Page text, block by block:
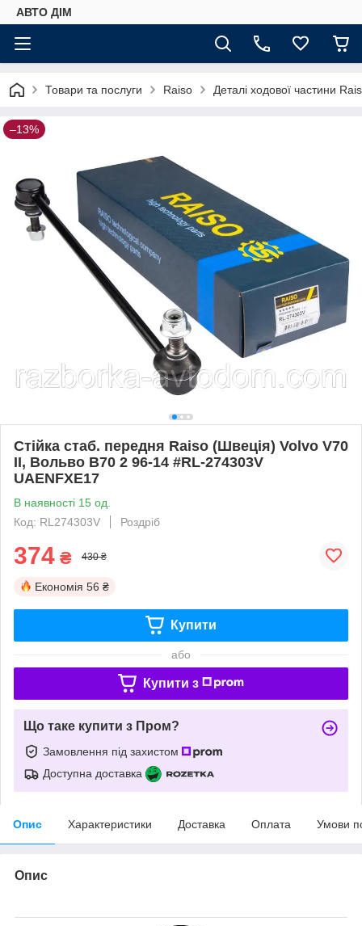
АВТО ДIМ
Товари та послуги Raiso Деталі ходової частини
–13%
Стійка стаб. передня Raiso (Швеція) Volvo V70
II, Вольво В70 2 96-14 #RL-274303V
UAENFXE17
В наявності 15 од.
Код: RL274303V
Роздріб
374 ₴ 430 ₴
Економія 56 ₴
Купити
або
Купити з
Що таке купити з Пром?
Замовлення під захистом
Доступна доставка
Опис Характеристики Доставка Оплата Умови
Опис